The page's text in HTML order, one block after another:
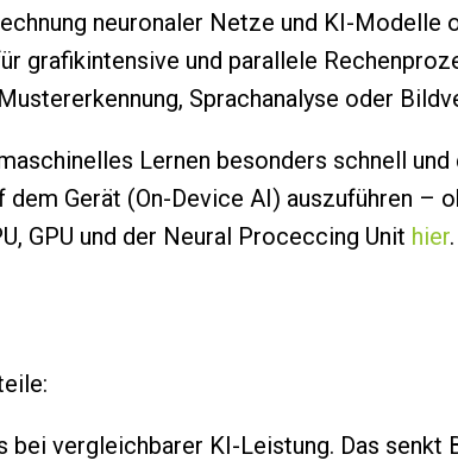
neuronaler Netze und KI-Modelle
grafikintensive und parallele
Sprachanalyse oder
Lernen besonders schnell
Gerät (On-Device AI) auszuführen –
GPU und der Neural Proceccing Unit hier.
bei vergleichbarer KI-Leistung. Das senkt